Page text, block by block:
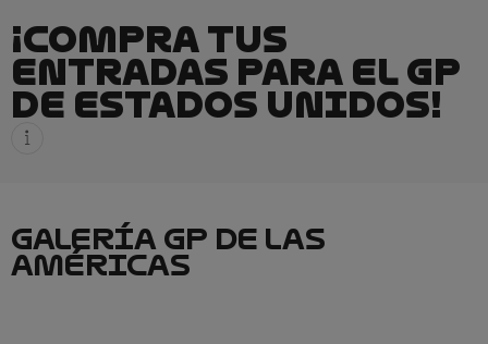
¡COMPRA TUS
ENTRADAS PARA EL GP
DE ESTADOS UNIDOS!
GALERÍA GP DE LAS
AMÉRICAS